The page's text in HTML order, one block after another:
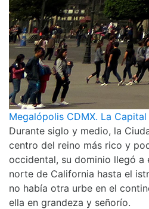
Megalópolis CDMX. La Capital
Durante siglo y medio, la
centro del reino más rico y
occidental, su dominio llegó a
norte de California hasta el
no había otra urbe en el
ella en grandeza y señorío.